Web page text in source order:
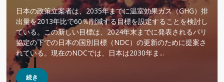
日本の政策立案者は、2035年までに温室効果ガス（GHG）排
出量を2013年比で60％削減する目標を設定することを検討し
ている。この新しい目標は、2024年末までに発表されるパリ
協定の下での日本の国別目標（NDC）の更新のために提案さ
れている。現在のNDCでは、日本は2030年ま...
続き